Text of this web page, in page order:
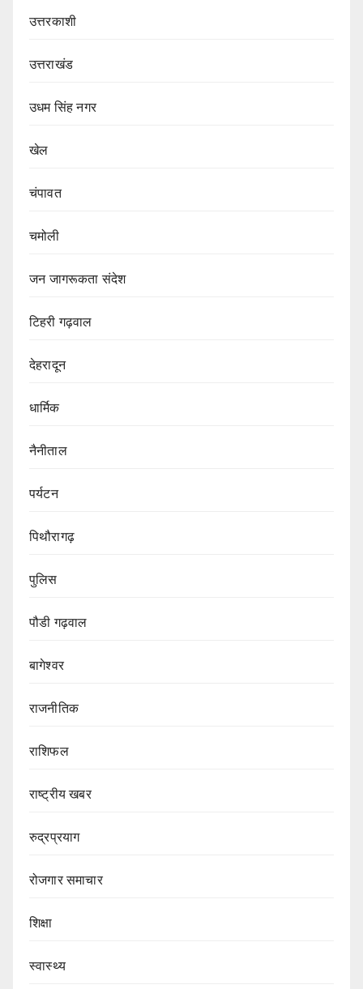
उत्तरकाशी
उत्तराखंड
उधम सिंह नगर
खेल
चंपावत
चमोली
जन जागरूकता संदेश
टिहरी गढ़वाल
देहरादून
धार्मिक
नैनीताल
पर्यटन
पिथौरागढ़
पुलिस
पौडी गढ़वाल
बागेश्वर
राजनीतिक
राशिफल
राष्ट्रीय खबर
रुद्रप्रयाग
रोजगार समाचार
शिक्षा
स्वास्थ्य